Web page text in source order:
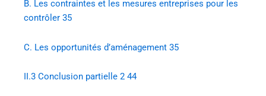
B. Les contraintes et les mesures entreprises pour les
contrôler 35
C. Les opportunités d’aménagement 35
II.3 Conclusion partielle 2 44